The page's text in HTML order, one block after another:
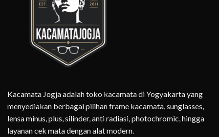
Kacamata Jogja adalah toko kacamata di Yogyakarta yang
menyediakan berbagai pilihan frame kacamata, sunglasses,
lensa minus, plus, silinder, anti radiasi, photochromic, hingga
layanan cek mata dengan alat modern.